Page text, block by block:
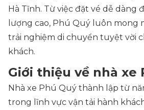
Hà Tĩnh. Từ việc đặt vé dễ dàng
lượng cao, Phú Quý luôn mong
trải nghiệm di chuyển tuyệt vời
khách.
Giới thiệu về nhà xe
Nhà xe Phú Quý thành lập từ
trong lĩnh vực vận tải hành